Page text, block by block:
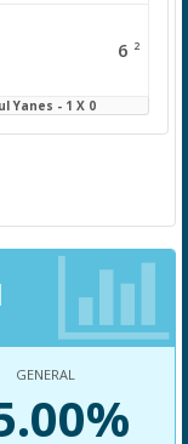
6 2
Yanes - 1 X 0
GENERAL